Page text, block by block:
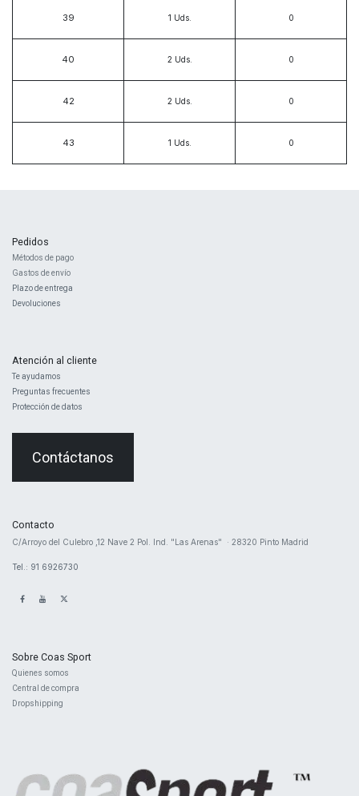
39 1 Uds.
40 2 Uds.
42 2 Uds.
43 1 Uds.
Pedidos
Métodos de pago
Gastos de envío
Plazo de entrega
Devoluciones
Atención al cliente
Te ayudamos
Preguntas frecuentes
Protección de datos
Contáctanos
Contacto
​C/Arroyo del Culebro ,12 Nave 2 ​Pol. Ind. "Las Arenas" · 28320 Pinto Madrid
Tel.: 91 6926730
Sobre Coas Sport
Quienes ​somos
Central de compra
Dropshipping